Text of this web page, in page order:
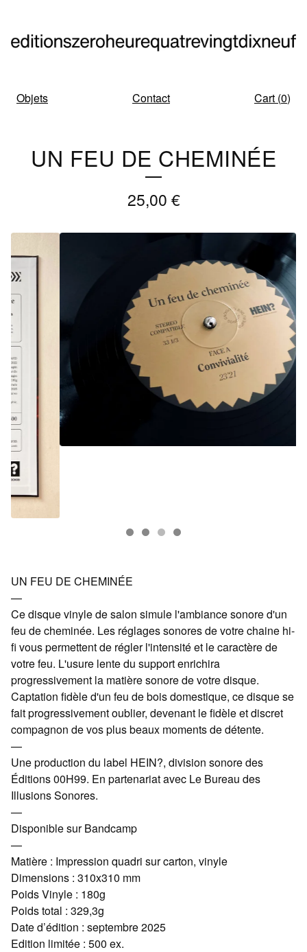
Objets Contact Cart (0)
UN FEU DE CHEMINÉE
25,00 €
UN FEU DE CHEMINÉE
—
Ce disque vinyle de salon simule l'ambiance sonore d'un
feu de cheminée. Les réglages sonores de votre chaine hi-
fi vous permettent de régler l'intensité et le caractère de
votre feu. L'usure lente du support enrichira
progressivement la matière sonore de votre disque.
Captation fidèle d'un feu de bois domestique, ce disque se
fait progressivement oublier, devenant le fidèle et discret
compagnon de vos plus beaux moments de détente.
—
Une production du label HEIN?, division sonore des
Éditions 00H99. En partenariat avec Le Bureau des
Illusions Sonores.
—
Disponible sur Bandcamp
—
Matière : Impression quadri sur carton, vinyle
Dimensions : 310x310 mm
Poids Vinyle : 180g
Poids total : 329,3g
Date d’édition : septembre 2025
Edition limitée : 500 ex.